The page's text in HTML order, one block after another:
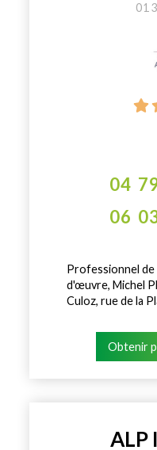
04
06
Professionnel de
d'œuvre, Michel
Culoz, rue de la
Obtenir
ALP